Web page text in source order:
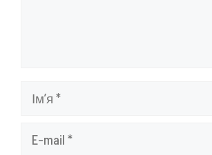
Ім’я